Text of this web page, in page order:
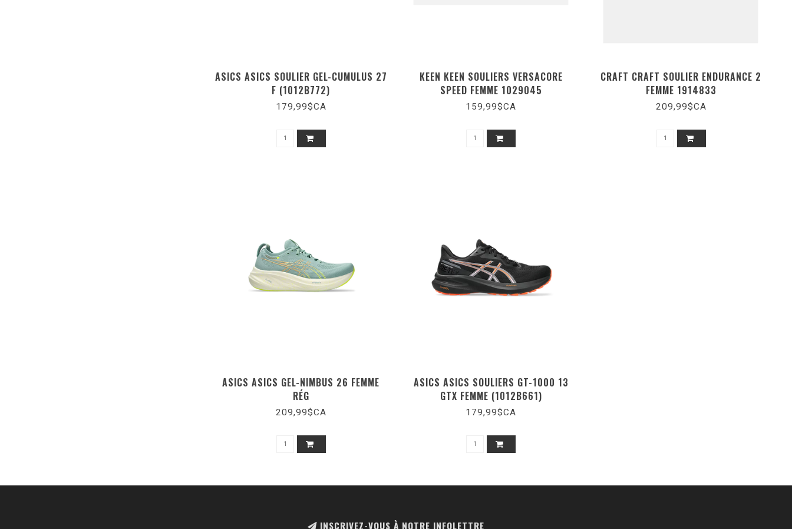
ASICS ASICS SOULIER GEL-CUMULUS 27
F (1012B772)
179,99$CA
KEEN KEEN SOULIERS VERSACORE
SPEED FEMME 1029045
159,99$CA
CRAFT CRAFT SOULIER ENDURANCE 2
FEMME 1914833
209,99$CA
ASICS ASICS GEL-NIMBUS 26 FEMME
RÉG
209,99$CA
ASICS ASICS SOULIERS GT-1000 13
GTX FEMME (1012B661)
179,99$CA
INSCRIVEZ-VOUS À NOTRE INFOLETTRE